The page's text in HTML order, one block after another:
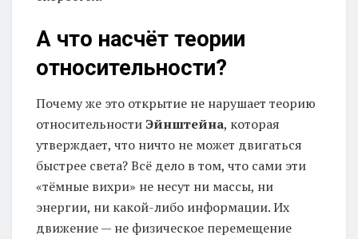
А что насчёт теории
относительности?
Почему же это открытие не нарушает теорию
относительности Эйнштейна, которая
утверждает, что ничто не может двигаться
быстрее света? Всё дело в том, что сами эти
«тёмные вихри» не несут ни массы, ни
энергии, ни какой-либо информации. Их
движение — не физическое перемещение